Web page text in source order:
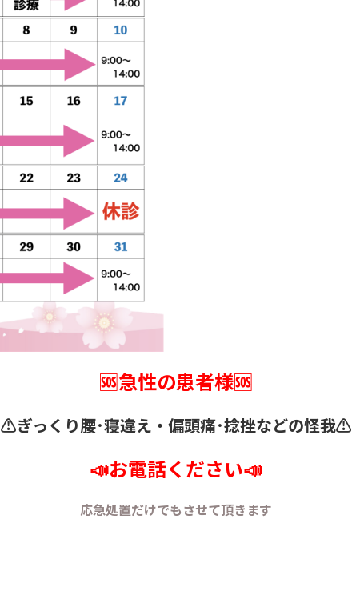
🆘急性の患者様🆘
⚠️ぎっくり腰･寝違え・ 偏頭痛･捻挫などの怪我⚠️
📣お電話ください📣
応急処置だけでもさせて頂きます